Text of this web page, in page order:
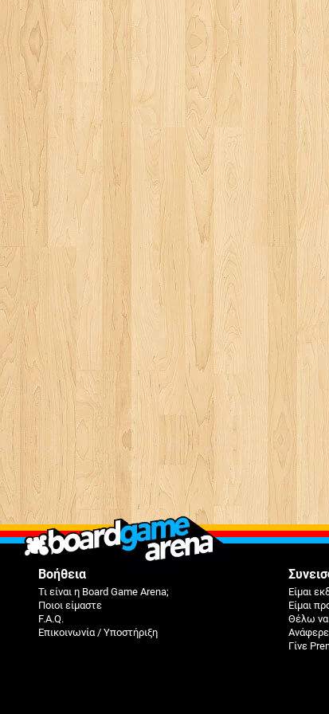
Βοήθεια
Τι είναι η Board Game Arena;
Ποιοι είμαστε
F.A.Q.
Επικοινωνία / Υποστήριξη
Είμαι
Είμαι
Θέλω να
Γίνε